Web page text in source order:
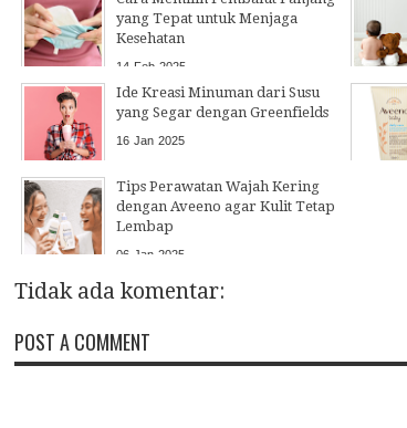
yang Tepat untuk Menjaga
Kesehatan
14 Feb 2025
Ide Kreasi Minuman dari Susu
yang Segar dengan Greenfields
16 Jan 2025
Tips Perawatan Wajah Kering
dengan Aveeno agar Kulit Tetap
Lembap
06 Jan 2025
Tidak ada komentar:
POST A COMMENT